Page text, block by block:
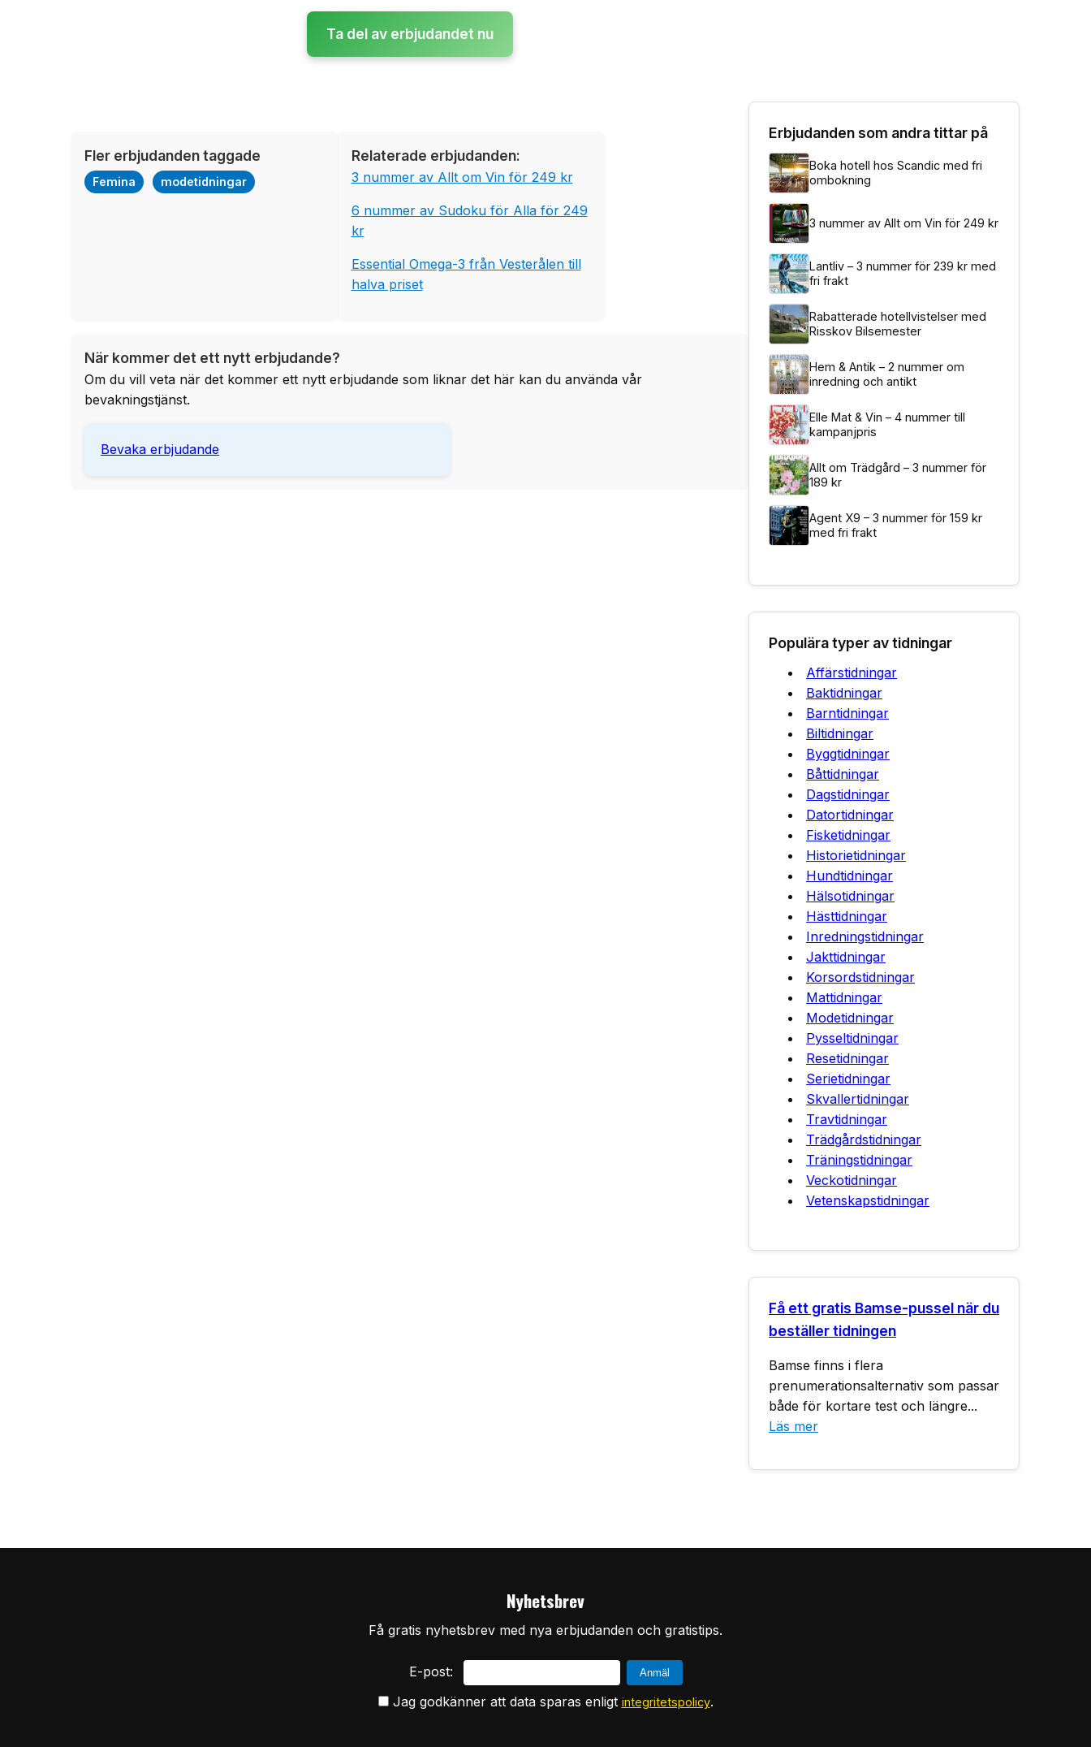
Ta del av erbjudandet nu
Fler erbjudanden taggade
Femina modetidningar
Relaterade erbjudanden:
3 nummer av Allt om Vin för 249 kr
6 nummer av Sudoku för Alla för 249
kr
Essential Omega-3 från Vesterålen till
halva priset
När kommer det ett nytt erbjudande?
Om du vill veta när det kommer ett nytt erbjudande som liknar det här kan du använda vår
bevakningstjänst.
Bevaka erbjudande
Erbjudanden som andra tittar på
Boka hotell hos Scandic med fri
ombokning
3 nummer av Allt om Vin för 249 kr
Lantliv – 3 nummer för 239 kr med
fri frakt
Rabatterade hotellvistelser med
Risskov Bilsemester
Hem & Antik – 2 nummer om
inredning och antikt
Elle Mat & Vin – 4 nummer till
kampanjpris
Allt om Trädgård – 3 nummer för
189 kr
Agent X9 – 3 nummer för 159 kr
med fri frakt
Populära typer av tidningar
Affärstidningar
Baktidningar
Barntidningar
Biltidningar
Byggtidningar
Båttidningar
Dagstidningar
Datortidningar
Fisketidningar
Historietidningar
Hundtidningar
Hälsotidningar
Hästtidningar
Inredningstidningar
Jakttidningar
Korsordstidningar
Mattidningar
Modetidningar
Pysseltidningar
Resetidningar
Serietidningar
Skvallertidningar
Travtidningar
Trädgårdstidningar
Träningstidningar
Veckotidningar
Vetenskapstidningar
Få ett gratis Bamse-pussel när du
beställer tidningen
Bamse finns i flera
prenumerationsalternativ som passar
både för kortare test och längre...
Läs mer
Nyhetsbrev
Få gratis nyhetsbrev med nya erbjudanden och gratistips.
E-post:
Jag godkänner att data sparas enligt integritetspolicy.